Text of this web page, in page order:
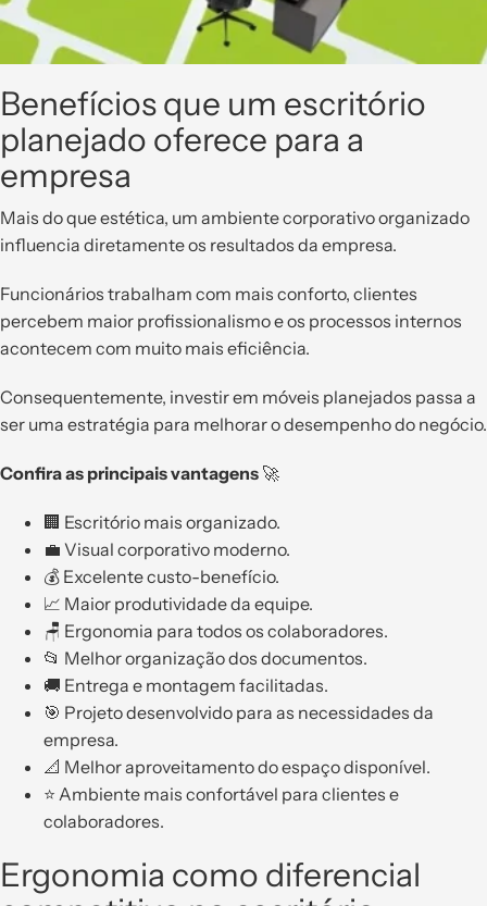
Benefícios que um escritório
planejado oferece para a
empresa
Mais do que estética, um ambiente corporativo organizado
influencia diretamente os resultados da empresa.
Funcionários trabalham com mais conforto, clientes
percebem maior profissionalismo e os processos internos
acontecem com muito mais eficiência.
Consequentemente, investir em móveis planejados passa a
ser uma estratégia para melhorar o desempenho do negócio.
Confira as principais vantagens 🚀
🏢 Escritório mais organizado.
💼 Visual corporativo moderno.
💰 Excelente custo-benefício.
📈 Maior produtividade da equipe.
🪑 Ergonomia para todos os colaboradores.
📂 Melhor organização dos documentos.
🚚 Entrega e montagem facilitadas.
🎯 Projeto desenvolvido para as necessidades da
empresa.
📐 Melhor aproveitamento do espaço disponível.
⭐ Ambiente mais confortável para clientes e
colaboradores.
Ergonomia como diferencial